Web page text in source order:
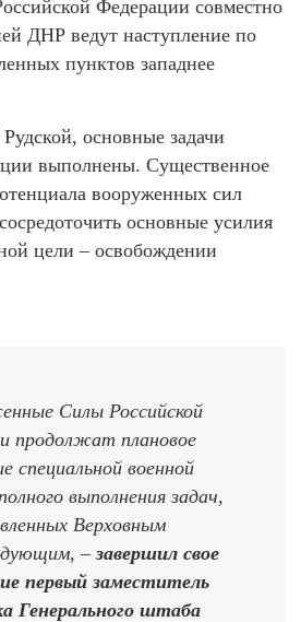
Федерации совместно
ДНР ведут наступление по
пунктов западнее
основные задачи
выполнены. Существенное
вооруженных сил
основные усилия
цели – освобождении
Силы Российской
продолжат плановое
специальной военной
выполнения задач,
Верховным
–завершил свое
первый заместитель
Генерального штаба